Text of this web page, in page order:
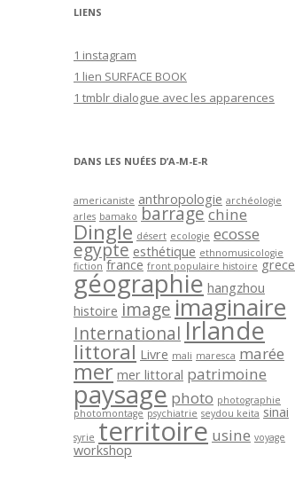
-
m
a
LIENS
1 instagram
1 lien SURFACE BOOK
1 tmblr dialogue avec les apparences
DANS LES NUÉES D’A-M-E-R
americaniste anthropologie archéologie
arles bamako barrage chine
Dingle désert ecologie ecosse
egypte esthétique ethnomusicologie
fiction france front populaire histoire grece
géographie hangzhou
histoire imageimaginaire
InternationalIrlande
littoral Livre mali maresca marée
mer mer littoral patrimoine
paysage photo photographie
photomontage psychiatrie seydou keita sinai
syrie territoire usine voyage
workshop